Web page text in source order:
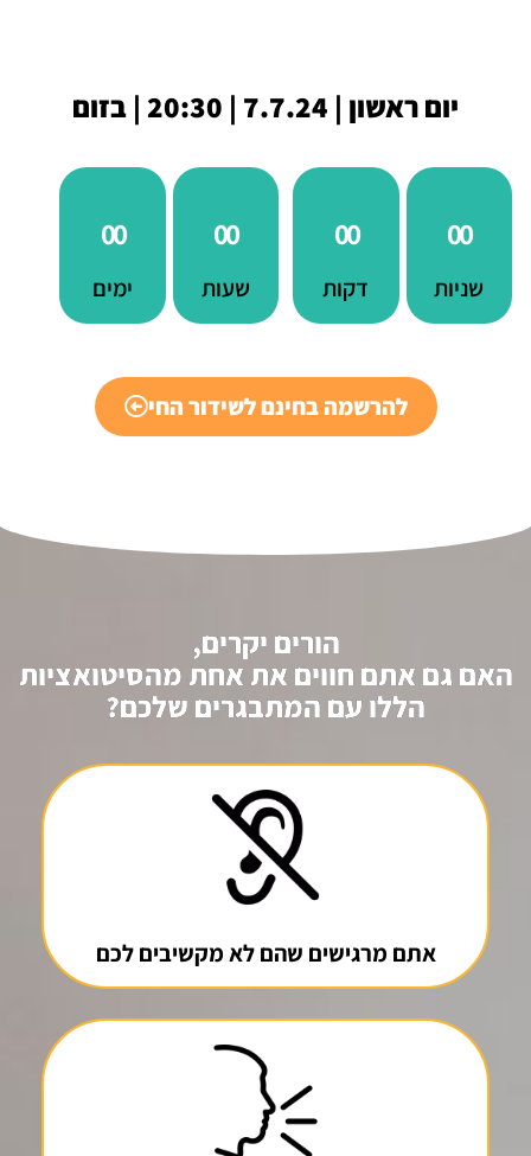
יום ראשון | 7.7.24 | 20:30 | בזום
00
ימים
00
שעות
00
דקות
00
שניות
להרשמה בחינם לשידור החי
הורים יקרים,
האם גם אתם חווים את אחת מהסיטואציות
הללו עם המתבגרים שלכם?
אתם מרגישים שהם לא מקשיבים לכם